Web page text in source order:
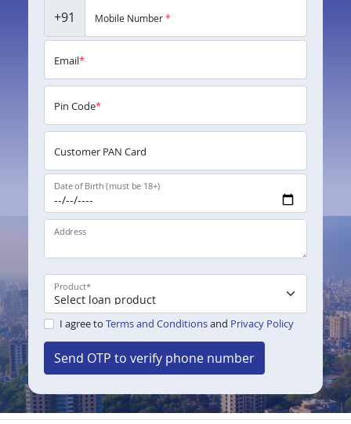
+91 Mobile Number*
Email*
Pin Code*
Customer PAN Card
Date of Birth (must be 18+)
Address
Product*
I agree to Terms and Conditionsand Privacy Policy
Send OTP to verify phone number